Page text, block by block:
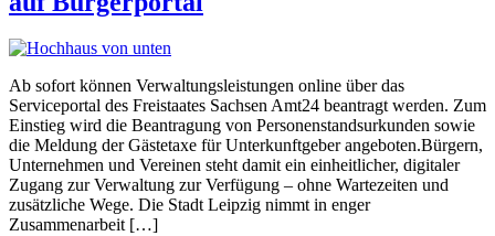
Ab sofort können Verwaltungsleistungen online über das
Serviceportal des Freistaates Sachsen Amt24 beantragt werden. Zum
Einstieg wird die Beantragung von Personenstandsurkunden sowie
die Meldung der Gästetaxe für Unterkunftgeber angeboten.Bürgern,
Unternehmen und Vereinen steht damit ein einheitlicher, digitaler
Zugang zur Verwaltung zur Verfügung – ohne Wartezeiten und
zusätzliche Wege. Die Stadt Leipzig nimmt in enger
Zusammenarbeit […]